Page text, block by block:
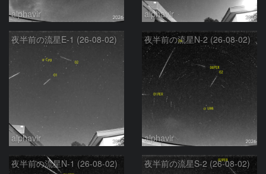
alphavir alphavir
夜半前の流星E-1 (26-08-02)
alphavir
夜半前の流星N-2 (26-08-02)
alphavir
夜半前の流星N-1 (26-08-02) 夜半前の流星S-2 (26-08-02)